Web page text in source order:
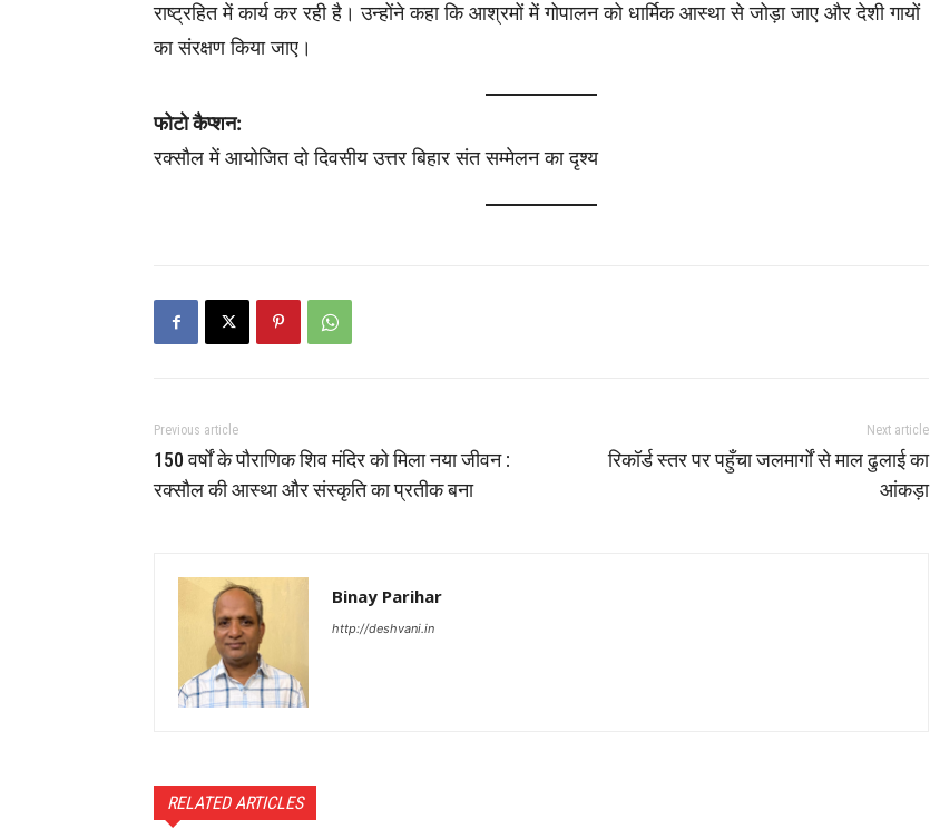
राष्ट्रहित में कार्य कर रही है। उन्होंने कहा कि आश्रमों में गोपालन को धार्मिक आस्था से जोड़ा जाए और देशी गायों
का संरक्षण किया जाए।
फोटो कैप्शन:
रक्सौल में आयोजित दो दिवसीय उत्तर बिहार संत सम्मेलन का दृश्य
Previous article
150 वर्षों के पौराणिक शिव मंदिर को मिला नया जीवन :
रक्सौल की आस्था और संस्कृति का प्रतीक बना
Next article
रिकॉर्ड स्तर पर पहुँचा जलमार्गों से माल ढुलाई का
आंकड़ा
Binay Parihar
http://deshvani.in
RELATED ARTICLES